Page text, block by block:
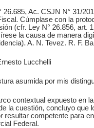
26.685, Ac. CSJN N° 31/
Cúmplase con la
(cfr. Ley N° 26.856, art.
la causa de manera
A. N. Tevez. R. F.
Lucchelli
asumida por mis
contextual expuesto en
la cuestión, concluyo que
resultar competente para
Federal.